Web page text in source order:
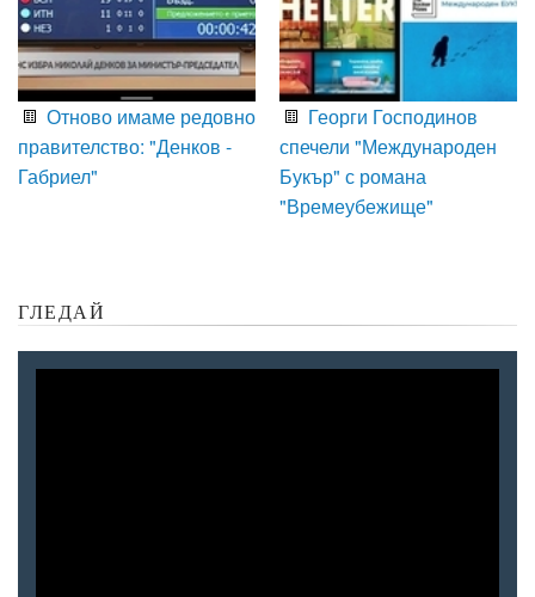
Отново имаме редовно
правителство: "Денков -
Габриел"
Георги Господинов
спечели "Международен
Букър" с романа
"Времеубежище"
ГЛЕДАЙ